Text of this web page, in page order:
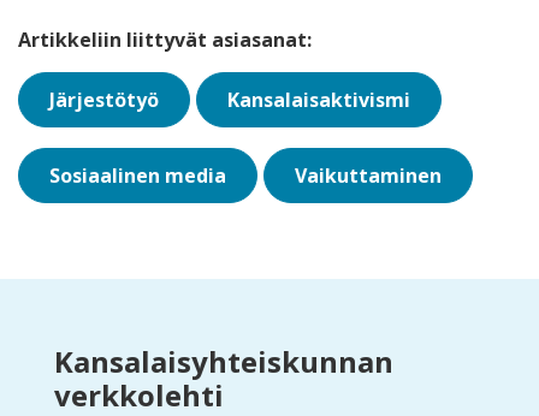
Artikkeliin liittyvät asiasanat:
Järjestötyö Kansalaisaktivismi
Sosiaalinen media Vaikuttaminen
Kansalaisyhteiskunnan
verkkolehti